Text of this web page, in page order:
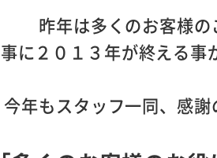
昨年は多くのお客様の
に２０１３年が終える
今年もスタッフ一同、感